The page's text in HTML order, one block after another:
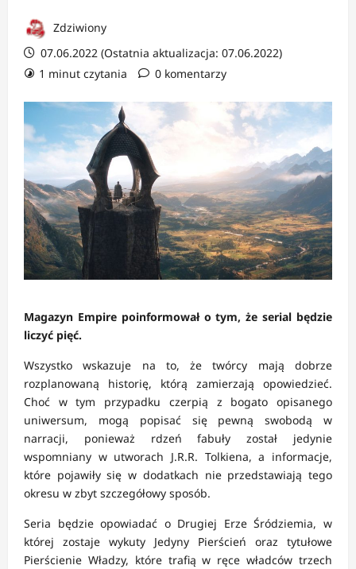
Zdziwiony
07.06.2022 (Ostatnia aktualizacja: 07.06.2022)
1 minut czytania
0 komentarzy
Magazyn Empire poinformował o tym, że serial będzie
liczyć pięć.
Wszystko wskazuje na to, że twórcy mają dobrze
rozplanowaną historię, którą zamierzają opowiedzieć.
Choć w tym przypadku czerpią z bogato opisanego
uniwersum, mogą popisać się pewną swobodą w
narracji, ponieważ rdzeń fabuły został jedynie
wspomniany w utworach J.R.R. Tolkiena, a informacje,
które pojawiły się w dodatkach nie przedstawiają tego
okresu w zbyt szczegółowy sposób.
Seria będzie opowiadać o Drugiej Erze Śródziemia, w
której zostaje wykuty Jedyny Pierścień oraz tytułowe
Pierścienie Władzy, które trafią w ręce władców trzech